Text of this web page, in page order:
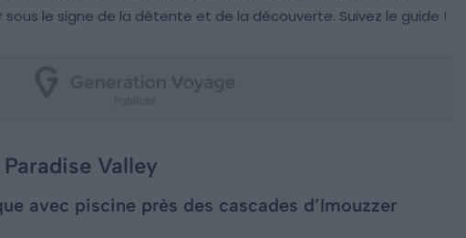
le signe de la détente et de la découverte. Suivez le guide !
Valley
avec piscine près des cascades d’Imouzzer